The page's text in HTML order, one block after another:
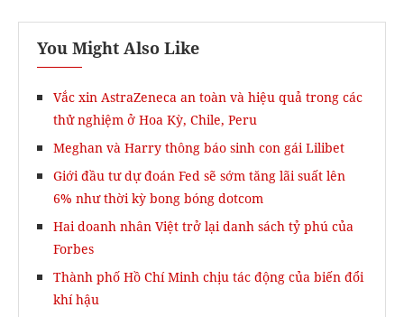
You Might Also Like
Vắc xin AstraZeneca an toàn và hiệu quả trong các
thử nghiệm ở Hoa Kỳ, Chile, Peru
Meghan và Harry thông báo sinh con gái Lilibet
Giới đầu tư dự đoán Fed sẽ sớm tăng lãi suất lên
6% như thời kỳ bong bóng dotcom
Hai doanh nhân Việt trở lại danh sách tỷ phú của
Forbes
Thành phố Hồ Chí Minh chịu tác động của biến đổi
khí hậu